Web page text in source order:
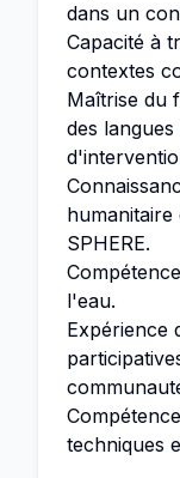
dans un
Capacité à
contextes
Maîtrise du
des
humanitaire
SPHERE.
l'eau.
Expérience
techniques